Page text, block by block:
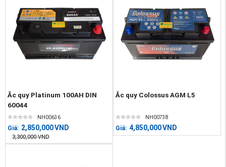
Ắc quy Platinum 100AH DIN
60044
NH00636
Giá: 2,850,000VND
3,300,000 VND
Ắc quy Colossus AGM L5
NH00738
Giá: 4,850,000VND